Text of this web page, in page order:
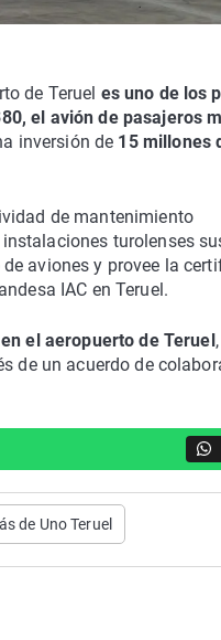
de Teruel es uno de los
el avión de pasajeros
inversión de 15 millones
de mantenimiento
turolenses
aviones y provee la
IAC en Teruel.
el aeropuerto de Teruel
de un acuerdo de
de Uno Teruel